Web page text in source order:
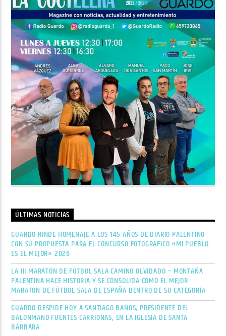
ÚLTIMAS NOTICIAS
GUARDO RINDE HOMENAJE A LOS 145 AÑOS DE DIARIO PALENTINO
CON SU PROPUESTA PARA EL CONCURSO FOTOGRÁFICO «MI PUEBLO
ES EL MEJOR» 2026
LA III MARATÓN DE FÚTBOL SALA CAMINO OLVIDADO – MONTAÑA
PALENTINA HACE HISTORIA Y SE CONSOLIDA COMO EL MEJOR
MARATÓN DE FÚTBOL SALA DE ESPAÑA DENTRO DE SU CATEGORÍA
GUARDO DESPIDE HOY A SANTIAGO BAÑOS, PRESIDENTE DEL
BALONMANO FUENTES CARRIONAS, EN LA IGLESIA DE SANTA
BÁRBARA